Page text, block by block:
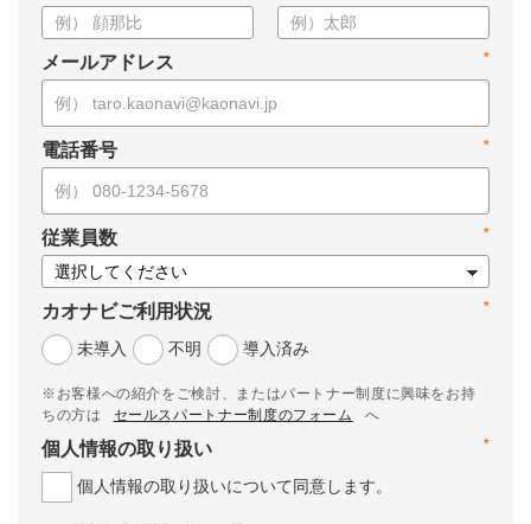
*
メールアドレス
*
電話番号
*
従業員数
*
カオナビご利用状況
未導入
不明 導入済み
※お客様への紹介をご検討、またはパートナー制度に興味をお持
ちの方は
セールスパートナー制度のフォーム
へ
*
個人情報の取り扱い
個人情報の取り扱いについて同意します。